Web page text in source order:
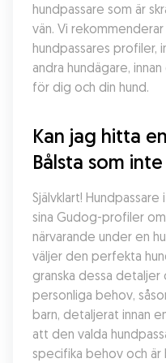
hundpassare som är
vän. Vi
hundpassares profiler,
andra hundägare,
för dig och din hund.
Kan jag hitta
Bålsta som
Självklart!
sina Gudog-profiler
närvarande under en
väljer den perfekta
granska dessa detaljer
personliga behov,
barn, detaljerat innan
att den valda
specifika behov och